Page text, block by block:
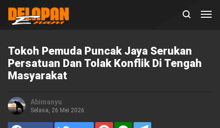
Tokoh Pemuda Puncak Jaya Serukan
Persatuan Dan Tolak Konflik Di Tengah
Masyarakat
Abimanyu
Selasa, 26 Mei 2026